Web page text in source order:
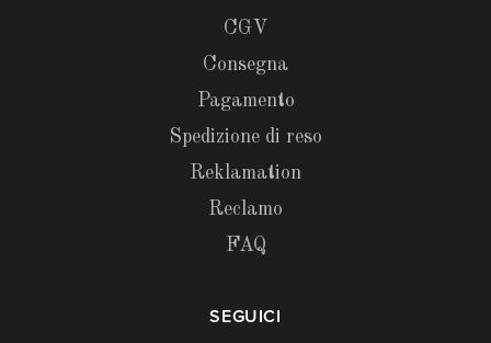
CGV
Consegna
Pagamento
Spedizione di reso
Reklamation
Reclamo
FAQ
SEGUICI